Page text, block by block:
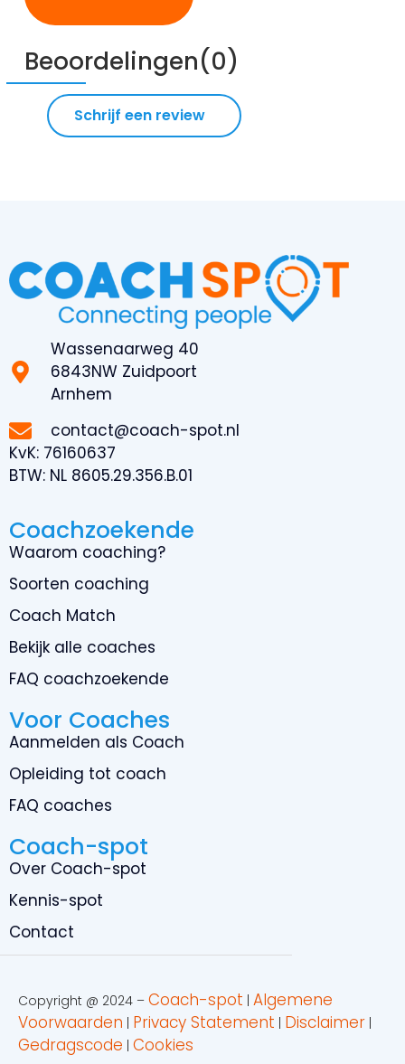
Beoordelingen(0)
Schrijf een review
Wassenaarweg 40
6843NW Zuidpoort
Arnhem
contact@coach-spot.nl
KvK: 76160637
BTW: NL 8605.29.356.B.01
Coachzoekende
Waarom coaching?
Soorten coaching
Coach Match
Bekijk alle coaches
FAQ coachzoekende
Voor Coaches
Aanmelden als Coach
Opleiding tot coach
FAQ coaches
Coach-spot
Over Coach-spot
Kennis-spot
Contact
Copyright @ 2024 – Coach-spot | Algemene
Voorwaarden | Privacy Statement | Disclaimer |
Gedragscode | Cookies